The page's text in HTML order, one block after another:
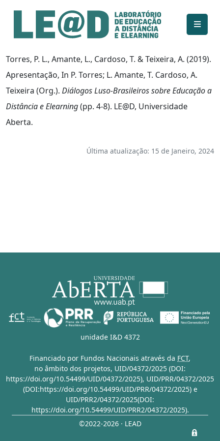
Ir para o conteúdo principal
Informações de acessibilidade
Mapa do site
Torres, P. L., Amante, L., Cardoso, T. & Teixeira, A. (2019).
Apresentação, In P. Torres; L. Amante, T. Cardoso, A.
Teixeira (Org.). Diálogos Luso-Brasileiros sobre Educação a
Distância e Elearning(pp. 4-8). LE@D, Universidade
Aberta.
Última atualização: 15 de Janeiro, 2024
unidade I&D 4372
Financiado por Fundos Nacionais através da FCT,
no âmbito dos projetos, UID/04372/2025 (DOI:
https://doi.org/10.54499/UID/04372/2025), UID/PRR/04372/2025
(DOI:https://doi.org/10.54499/UID/PRR/04372/2025)e
UID/PRR2/04372/2025(DOI:
https://doi.org/10.54499/UID/PRR2/04372/2025).
©2022-2026 · LEAD